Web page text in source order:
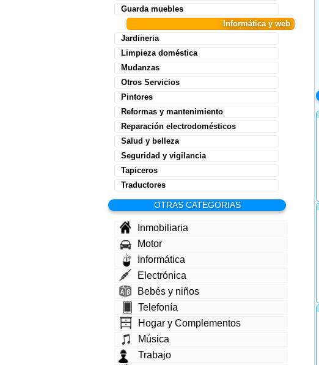
Guarda muebles
Informática y web
Jardineria
Limpieza doméstica
Mudanzas
Otros Servicios
Pintores
Reformas y mantenimiento
Reparación electrodomésticos
Salud y belleza
Seguridad y vigilancia
Tapiceros
Traductores
OTRAS CATEGORIAS
Inmobiliaria
Motor
Informática
Electrónica
Bebés y niños
Telefonía
Hogar y Complementos
Música
Trabajo